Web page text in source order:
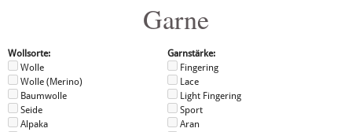
Garne
Wollsorte:
Wolle
Wolle (Merino)
Baumwolle
Seide
Alpaka
Garnstärke:
Fingering
Lace
Light Fingering
Sport
Aran